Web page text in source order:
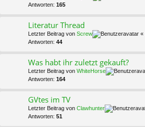
Antworten: 165
Literatur Thread
Letzter Beitrag von Screw «
Antworten: 44
Was habt ihr zuletzt gekauft?
Letzter Beitrag von WhiteHorse
Antworten: 164
GVtes im TV
Letzter Beitrag von Clawhunter
Antworten: 51